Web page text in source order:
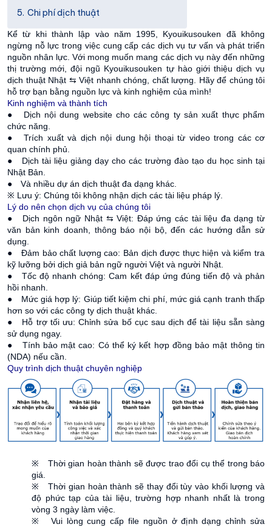
Chi phí dịch thuật
Kể từ khi thành lập vào năm 1995, Kyouikusouken đã không
ngừng nỗ lực trong việc cung cấp các dịch vụ tư vấn và phát triển
nguồn nhân lực. Với mong muốn mang các dịch vụ này đến những
thị trường mới, đội ngũ Kyouikusouken tự hào giới thiệu dịch vụ
dịch thuật Nhật ⇆ Việt nhanh chóng, chất lượng. Hãy để chúng tôi
hỗ trợ bạn bằng nguồn lực và kinh nghiệm của mình!
Kinh nghiệm và thành tích
● Dịch nội dung website cho các công ty sản xuất thực phẩm
chức năng.
● Trích xuất và dịch nội dung hội thoại từ video trong các cơ
quan chính phủ.
● Dịch tài liệu giảng dạy cho các trường đào tạo du học sinh tại
Nhật Bản.
● Và nhiều dự án dịch thuật đa dạng khác.
※ Lưu ý: Chúng tôi không nhận dịch các tài liệu pháp lý.
Lý do nên chọn dịch vụ của chúng tôi
●
Dịch ngôn ngữ Nhật ⇆ Việt: Đáp ứng các tài liệu đa dạng từ
văn bản kinh doanh, thông báo nội bộ, đến các hướng dẫn sử
dụng.
● Đảm bảo chất lượng cao: Bản dịch được thực hiện và kiểm tra
kỹ lưỡng bởi dịch giả bản ngữ người Việt và người Nhật.
● Tốc độ nhanh chóng: Cam kết đáp ứng đúng tiến độ và phản
hồi nhanh.
● Mức giá hợp lý: Giúp tiết kiệm chi phí, mức giá cạnh tranh thấp
hơn so với các công ty dịch thuật khác.
● Hỗ trợ tối ưu: Chỉnh sửa bố cục sau dịch để tài liệu sẵn sàng
sử dụng ngay.
● Tính bảo mật cao: Có thể ký kết hợp đồng bảo mật thông tin
(NDA) nếu cần.
Quy trình dịch thuật chuyên nghiệp
※ Thời gian hoàn thành sẽ được trao đổi cụ thể trong báo
giá.
※ Thời gian hoàn thành sẽ thay đổi tùy vào khối lượng và
độ phức tạp của tài liệu, trường hợp nhanh nhất là trong
vòng 3 ngày làm việc.
※ Vui lòng cung cấp file nguồn ở định dạng chỉnh sửa